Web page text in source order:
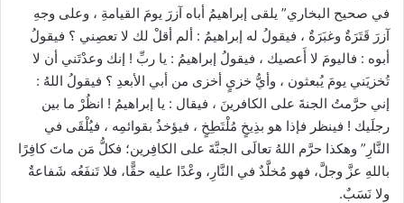
في صحيح البخاري” يلقى إبراهيمُ أباه آزرَ يومَ القيامةِ ، وعلى وجهِ
آزرَ قَتَرَةٌ وغبَرَةٌ ، فيقولُ له إبراهيمُ : ألم أقلْ لك لا تعصِني ؟ فيقولُ
أبوه : فاليومَ لا أَعصيك ، فيقولُ إبراهيمُ : يا ربِّ ! إنك وعدْتَني أن لا
تُخزيَني يومَ يُبعثون ، وأيُّ خزيٍ أخزى من أبي الأبعدِ ؟ فيقولُ اللهُ :
إني حرَّمتُ الجنةَ على الكافرينَ ، فيقال : يا إبراهيمُ ! انظُرْ ما بين
رجلَيك ! فينظر فإذا هو بذِيخٍ مُلْتَطِخٍ ، فيؤخذُ بقوائمِه ، فيُلْقَى في
النَّارِ” وهكذا حرَّم اللهُ تعالَى الجنَّةَ على الكافِرين؛ فكلُّ مَن ماتَ كافِرًا
باللهِ عزَّ وجلَّ، فهو مُخلَّدٌ في النَّارِ، وعْدًا عليه حقًّا، فلا تَنفَعُه شَفاعةٌ
ولا نَسَبٌ.